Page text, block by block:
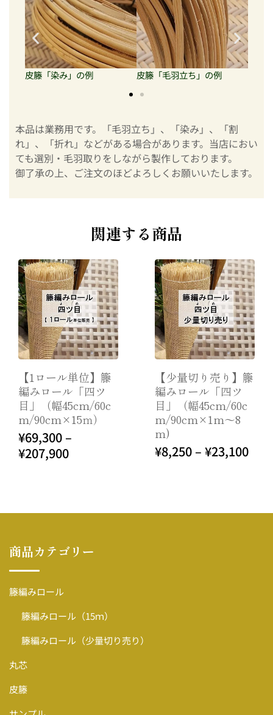
本品は業務用です。「毛羽立ち」、「染み」、「割
れ」、「折れ」などがある場合があります。当店におい
ても選別・毛羽取りをしながら製作しております。
御了承の上、ご注文のほどよろしくお願いいたします。
皮籐「毛羽立ち」の例 皮籐「染み」の例
関連する商品
オプションを
選択
【少量切り売り】籐
編みロール「四ツ
目」（幅45cm/60c
m/90cm×1m～8
m)
¥8,250–¥
オプションを
選択
【少量切り売り】丸
芯（4.5mm/5.0mm
｜1～5m)
¥660
商品カテゴリー
籐編みロール
籐編みロール（15ｍ）
籐編みロール（少量切り売り）
丸芯
皮籐